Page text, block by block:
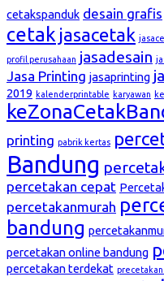
cetakspanduk desain grafis
cetak jasacetak
profil perusahaan jasadesain
Jasa Printing jasaprinting
2019 kalenderprintable karyawan
printing pabrik kertas
Bandung
percetakan cepat
percetakanmurah
bandung
percetakan online bandung
percetakan terdekat precetakan